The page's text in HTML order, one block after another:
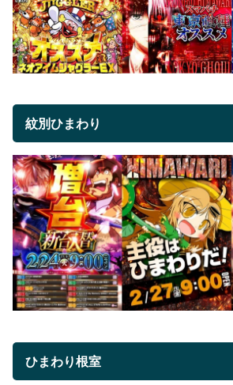
紋別ひまわり
ひまわり根室